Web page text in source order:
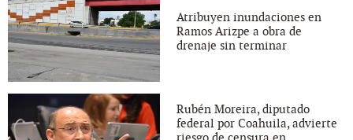
Atribuyen inundaciones en
Ramos Arizpe a obra de
drenaje sin terminar
Rubén Moreira, diputado
federal por Coahuila, advierte